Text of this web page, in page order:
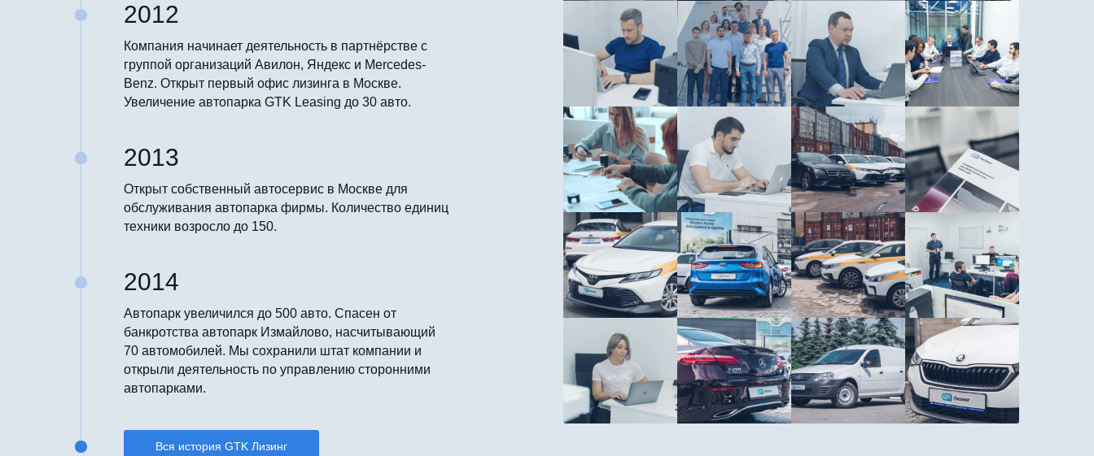
2012
Компания начинает деятельность в партнёрстве с
группой организаций Авилон, Яндекс и Mercedes-
Benz. Открыт первый офис лизинга в Москве.
Увеличение автопарка GTK Leasing до 30 авто.
2013
Открыт собственный автосервис в Москве для
обслуживания автопарка фирмы. Количество единиц
техники возросло до 150.
2014
Автопарк увеличился до 500 авто. Спасен от
банкротства автопарк Измайлово, насчитывающий
70 автомобилей. Мы сохранили штат компании и
открыли деятельность по управлению сторонними
автопарками.
Вся история GTK Лизинг